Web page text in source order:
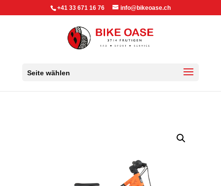
+41 33 671 16 76 info@bikeoase.ch
Seite wählen